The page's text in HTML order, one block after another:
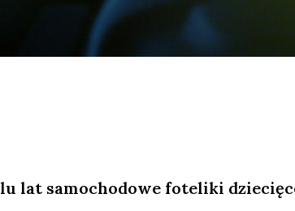
lat samochodowe foteliki